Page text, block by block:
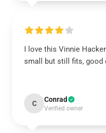
I love this Vinnie
small but still fits, good
C Conrad
Verified owner